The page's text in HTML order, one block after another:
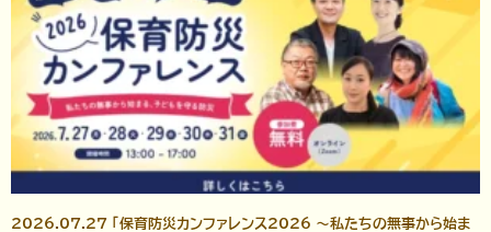
2026.07.27 「保育防災カンファレンス2026 ～私たちの無事から始ま